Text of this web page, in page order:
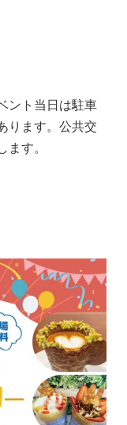
ント当日は駐車
ります。公共交
ます。